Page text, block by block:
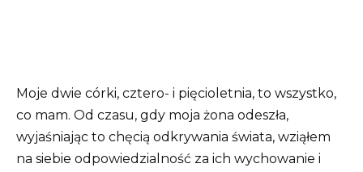
Moje dwie córki, cztero- i pięcioletnia, to wszystko,
co mam. Od czasu, gdy moja żona odeszła,
wyjaśniając to chęcią odkrywania świata, wziąłem
na siebie odpowiedzialność za ich wychowanie i